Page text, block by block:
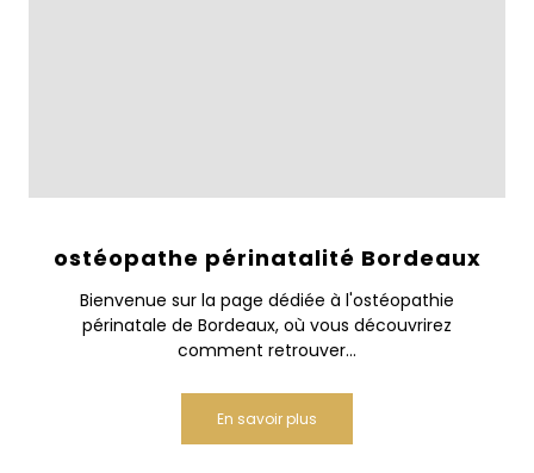
ostéopathe périnatalité Bordeaux
Bienvenue sur la page dédiée à l'ostéopathie
périnatale de Bordeaux, où vous découvrirez
comment retrouver...
En savoir plus